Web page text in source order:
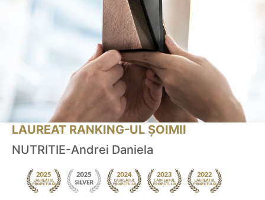
LAUREAT RANKING-UL ȘOIMII
NUTRITIE-Andrei Daniela